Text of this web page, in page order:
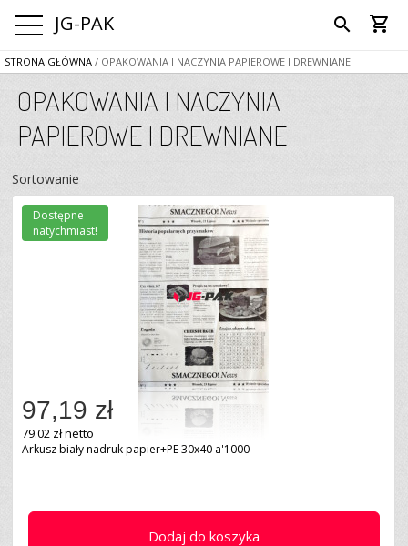
JG-PAK search shopping_cart
STRONA GŁÓWNA / OPAKOWANIA I NACZYNIA PAPIEROWE I DREWNIANE
OPAKOWANIA I NACZYNIA
PAPIEROWE I DREWNIANE
Sortowanie
Dodaj do koszyka
97,19 zł
79.02 zł netto
Arkusz biały nadruk papier+PE 30x40 a'1000
Dostępne
natychmiast!